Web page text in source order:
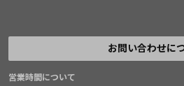
お問い合わせに
営業時間について